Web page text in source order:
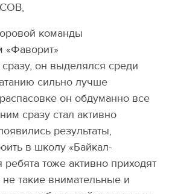
команды
«Фаворит»
он выделялся среди
сильно лучше
он обдуманно все
сразу стал активно
результаты,
в школу «Байкал-
тоже активно приходят
не такие внимательные и